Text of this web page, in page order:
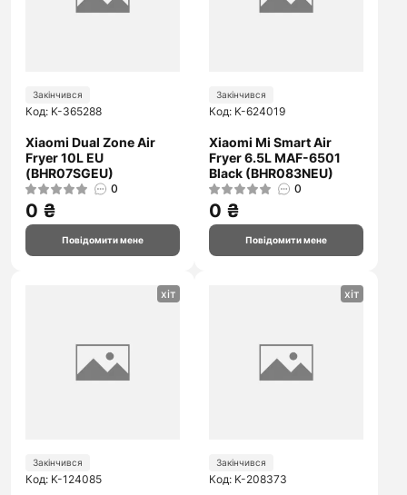
Закінчився
Код: K-365288
Xiaomi Dual Zone Air
Fryer 10L EU
(BHR07SGEU)
0
0 ₴
Повідомити мене
Закінчився
Код: K-624019
Xiaomi Mi Smart Air
Fryer 6.5L MAF-6501
Black (BHR083NEU)
0
0 ₴
Повідомити мене
хіт
Закінчився
Код: K-124085
хіт
Закінчився
Код: K-208373